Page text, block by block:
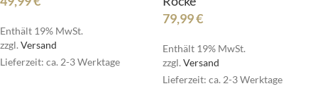
Enthält 19% MwSt.
zzgl. Versand
Lieferzeit: ca. 2-3 Werktage
79,99€
Enthält 19% MwSt.
zzgl. Versand
Lieferzeit: ca. 2-3 Werktage